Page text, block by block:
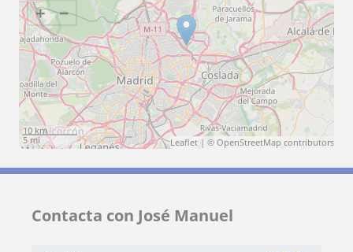
+ −
10 km
5 mi
Leaflet | © OpenStreetMap contributors
Contacta con José Manuel